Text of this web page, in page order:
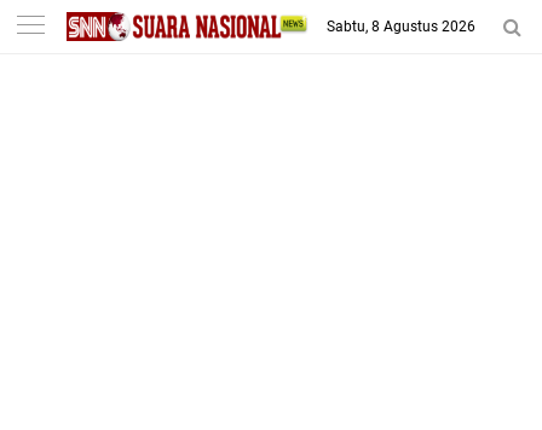
-->
Sabtu, 8 Agustus 2026